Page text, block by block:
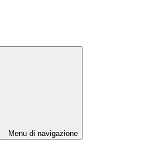
Menu di navigazione